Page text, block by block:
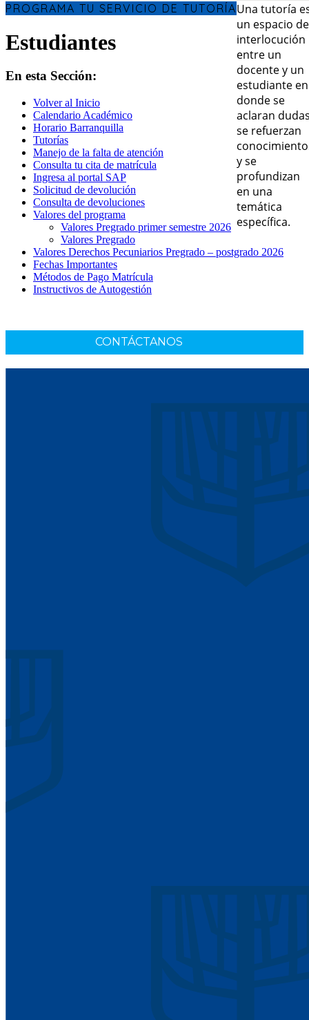
PROGRAMA TU SERVICIO DE TUTORÍAUna tutoría
un espacio de
interlocución
entre un
docente y un
estudiante en
donde se
aclaran
se refuerzan
y se
profundizan
en una
temática
específica.
Estudiantes
En esta Sección:
Volver al Inicio
Calendario Académico
Horario Barranquilla
Tutorías
Manejo de la falta de atención
Consulta tu cita de matrícula
Ingresa al portal SAP
Solicitud de devolución
Consulta de devoluciones
Valores del programa
Valores Pregrado primer semestre 2026
Valores Pregrado
Valores Derechos Pecuniarios Pregrado – postgrado 2026
Fechas Importantes
Métodos de Pago Matrícula
Instructivos de Autogestión
CONTÁCTANOS